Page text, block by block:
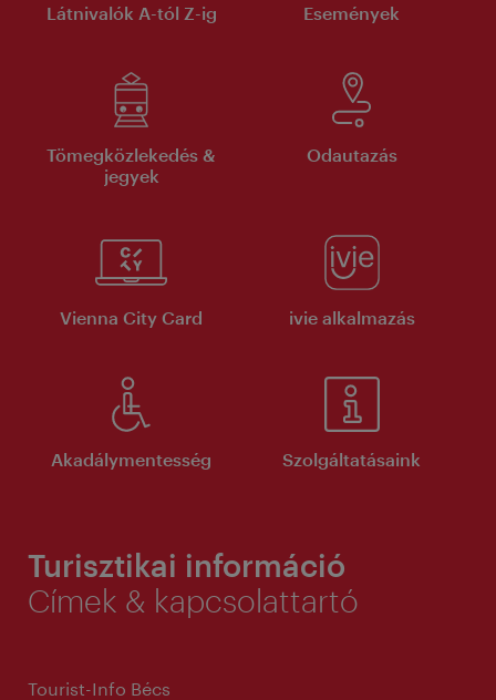
Látnivalók A-tól Z-ig Események
Tömegközlekedés &
jegyek
Odautazás
Vienna City Card ivie alkalmazás
Akadálymentesség Szolgáltatásaink
Turisztikai információ
Címek & kapcsolattartó
Tourist-Info Bécs